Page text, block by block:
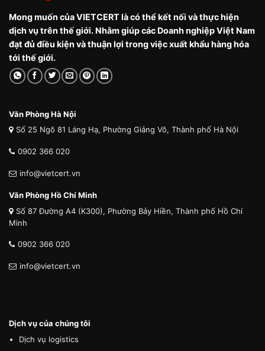
Mong muốn của VIETCERT là có thể kết nối và thực hiện
dịch vụ trên thế giới. Nhằm giúp các Doanh nghiệp Việt Nam
đạt đủ điều kiện và thuận lợi trong việc xuất khẩu hàng hóa
tới thế giới.
Văn Phòng Hà Nội
Số 25 Ngõ 81 Láng Hạ, Phường Giảng Võ, Thành phố Hà Nội
0902 366 020
info@vietcert.vn
Văn Phòng Hồ Chí Minh
Số 87 Đường A4 (K300), Phường Bảy Hiền, Thành phố Hồ Chí
Minh
0902 366 020
info@vietcert.vn
Dịch vụ của chúng tôi
Dịch vụ logistics